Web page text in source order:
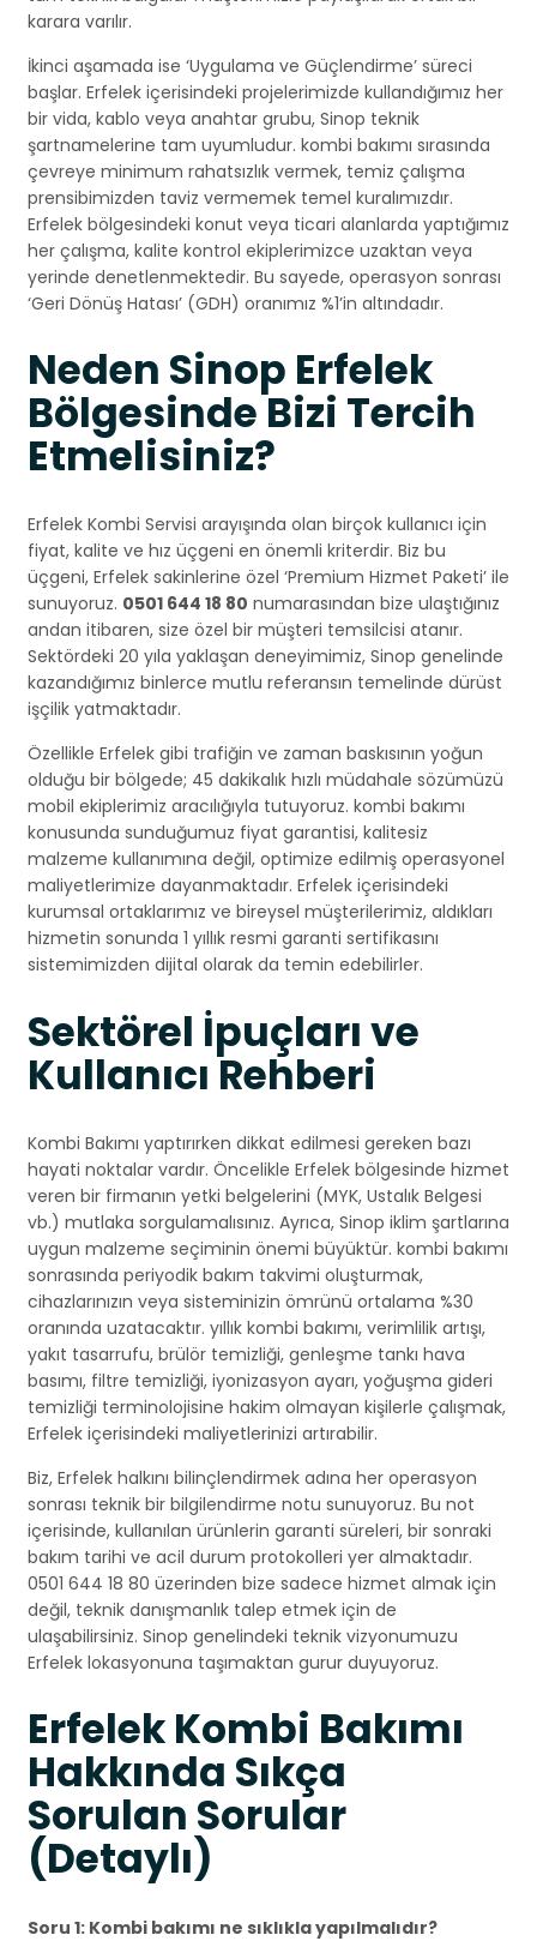
karara varılır.
İkinci aşamada ise ‘Uygulama ve Güçlendirme’ süreci
başlar. Erfelek içerisindeki projelerimizde kullandığımız her
bir vida, kablo veya anahtar grubu, Sinop teknik
şartnamelerine tam uyumludur. kombi bakımı sırasında
çevreye minimum rahatsızlık vermek, temiz çalışma
prensibimizden taviz vermemek temel kuralımızdır.
Erfelek bölgesindeki konut veya ticari alanlarda yaptığımız
her çalışma, kalite kontrol ekiplerimizce uzaktan veya
yerinde denetlenmektedir. Bu sayede, operasyon sonrası
‘Geri Dönüş Hatası’ (GDH) oranımız %1’in altındadır.
Neden Sinop Erfelek
Bölgesinde Bizi Tercih
Etmelisiniz?
Erfelek Kombi Servisi arayışında olan birçok kullanıcı için
fiyat, kalite ve hız üçgeni en önemli kriterdir. Biz bu
üçgeni, Erfelek sakinlerine özel ‘Premium Hizmet Paketi’ ile
sunuyoruz. 0501 644 18 80 numarasından bize ulaştığınız
andan itibaren, size özel bir müşteri temsilcisi atanır.
Sektördeki 20 yıla yaklaşan deneyimimiz, Sinop genelinde
kazandığımız binlerce mutlu referansın temelinde dürüst
işçilik yatmaktadır.
Özellikle Erfelek gibi trafiğin ve zaman baskısının yoğun
olduğu bir bölgede; 45 dakikalık hızlı müdahale sözümüzü
mobil ekiplerimiz aracılığıyla tutuyoruz. kombi bakımı
konusunda sunduğumuz fiyat garantisi, kalitesiz
malzeme kullanımına değil, optimize edilmiş operasyonel
maliyetlerimize dayanmaktadır. Erfelek içerisindeki
kurumsal ortaklarımız ve bireysel müşterilerimiz, aldıkları
hizmetin sonunda 1 yıllık resmi garanti sertifikasını
sistemimizden dijital olarak da temin edebilirler.
Sektörel İpuçları ve
Kullanıcı Rehberi
Kombi Bakımı yaptırırken dikkat edilmesi gereken bazı
hayati noktalar vardır. Öncelikle Erfelek bölgesinde hizmet
veren bir firmanın yetki belgelerini (MYK, Ustalık Belgesi
vb.) mutlaka sorgulamalısınız. Ayrıca, Sinop iklim şartlarına
uygun malzeme seçiminin önemi büyüktür. kombi bakımı
sonrasında periyodik bakım takvimi oluşturmak,
cihazlarınızın veya sisteminizin ömrünü ortalama %30
oranında uzatacaktır. yıllık kombi bakımı, verimlilik artışı,
yakıt tasarrufu, brülör temizliği, genleşme tankı hava
basımı, filtre temizliği, iyonizasyon ayarı, yoğuşma gideri
temizliği terminolojisine hakim olmayan kişilerle çalışmak,
Erfelek içerisindeki maliyetlerinizi artırabilir.
Biz, Erfelek halkını bilinçlendirmek adına her operasyon
sonrası teknik bir bilgilendirme notu sunuyoruz. Bu not
içerisinde, kullanılan ürünlerin garanti süreleri, bir sonraki
bakım tarihi ve acil durum protokolleri yer almaktadır.
0501 644 18 80 üzerinden bize sadece hizmet almak için
değil, teknik danışmanlık talep etmek için de
ulaşabilirsiniz. Sinop genelindeki teknik vizyonumuzu
Erfelek lokasyonuna taşımaktan gurur duyuyoruz.
Erfelek Kombi Bakımı
Hakkında Sıkça
Sorulan Sorular
(Detaylı)
Soru 1: Kombi bakımı ne sıklıkla yapılmalıdır?